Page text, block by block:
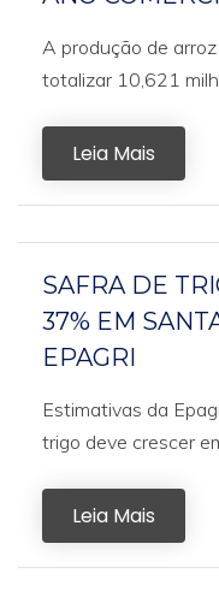
A produção de
totalizar 10,621
Leia Mais
SAFRA DE
37% EM
EPAGRI
Estimativas da
trigo deve crescer
Leia Mais